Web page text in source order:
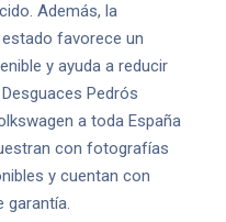
Además, la
favorece un
y ayuda a reducir
Pedrós
a toda España
con fotografías
y cuentan con
garantía.